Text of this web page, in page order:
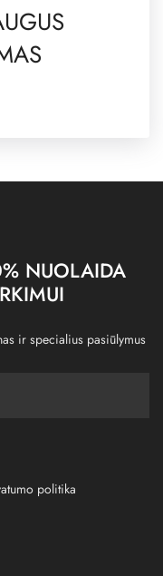
NUOLAIDA
ir specialius pasiūlymus
politika